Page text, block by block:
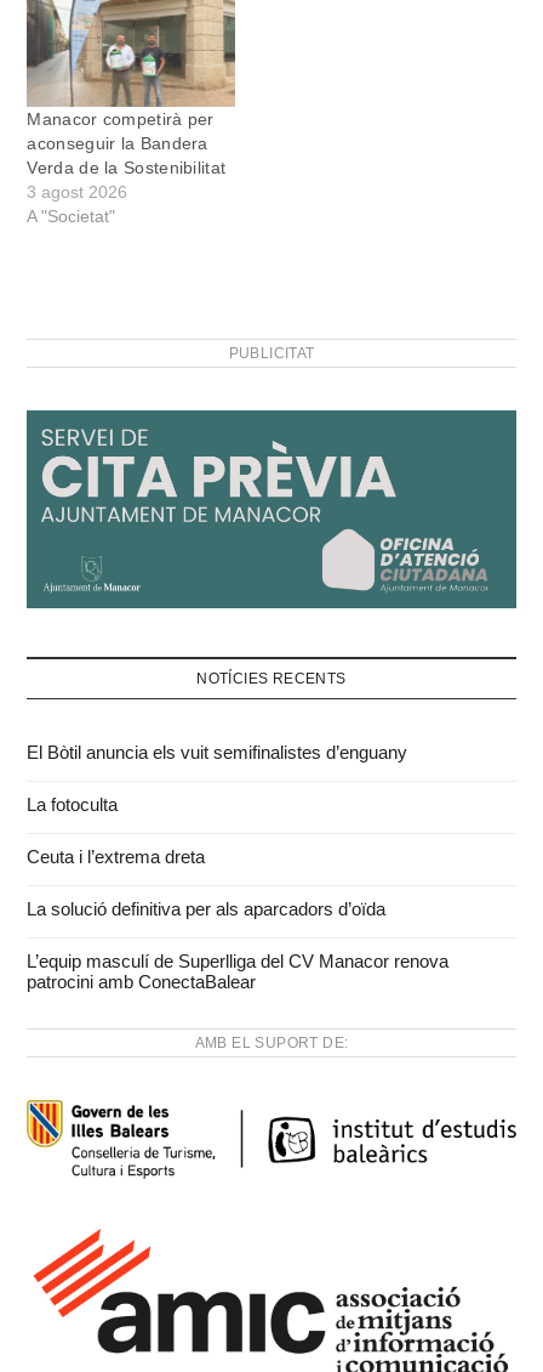
Manacor competirà per
aconseguir la Bandera
Verda de la Sostenibilitat
3 agost 2026
A "Societat"
PUBLICITAT
NOTÍCIES RECENTS
El Bòtil anuncia els vuit semifinalistes d’enguany
La fotoculta
Ceuta i l’extrema dreta
La solució definitiva per als aparcadors d’oïda
L’equip masculí de Superlliga del CV Manacor renova
patrocini amb ConectaBalear
AMB EL SUPORT DE: